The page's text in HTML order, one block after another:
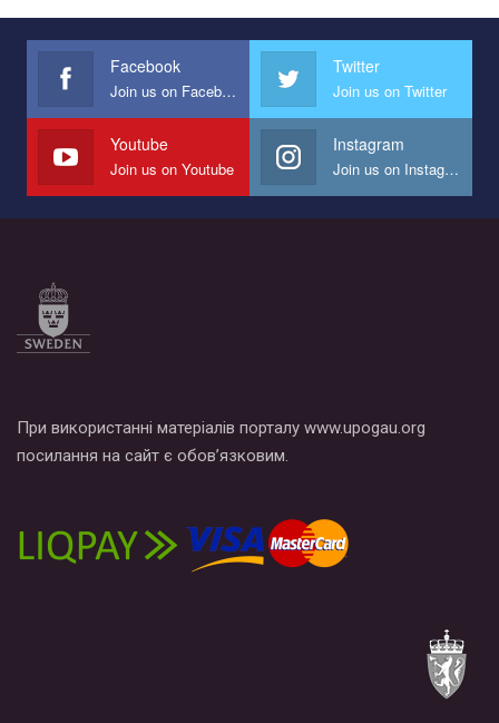
представляющий программу развития организации.
Мы просим вас поддержать нас и помочь нам реализовать
наш план по борьбе с насилием и дискриминацией на почве
СОГИ в Украине.
Все, что вам нужно сделать - это зайти на наш канал YouTube
по этой ссылке и поставить лайк под видео.
Facebook
Join us on Facebook
Twitter
Join us on Twitter
Youtube
Join us on Youtube
Instagram
Join us on Instagram
При використанні матеріалів порталу www.upogau.org
посилання на сайт є обов’язковим.